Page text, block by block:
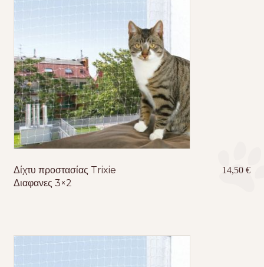
Δίχτυ προστασίας Trixie
Διαφανες 3×2
14,50€